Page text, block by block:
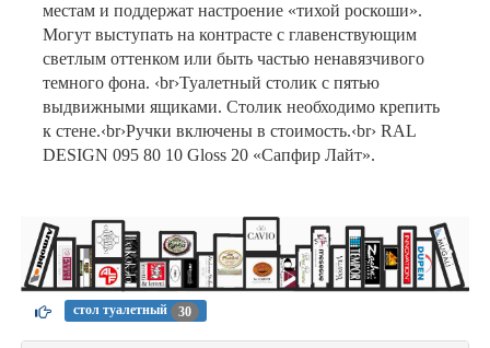
местам и поддержат настроение «тихой роскоши».
Могут выступать на контрасте с главенствующим
светлым оттенком или быть частью ненавязчивого
темного фона. ‹br›Туалетный столик с пятью
выдвижными ящиками. Столик необходимо крепить
к стене.‹br›Ручки включены в стоимость.‹br› RAL
DESIGN 095 80 10 Gloss 20 «Сапфир Лайт».
стол туалетный 30